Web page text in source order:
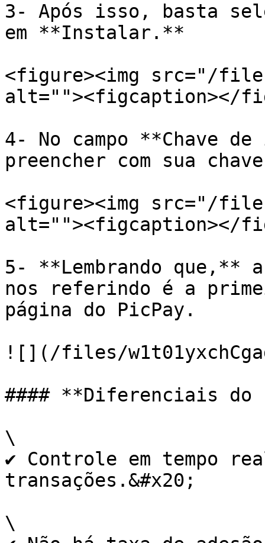
3- Após isso, basta
em **Instalar.**
<figure><img src="/files/
alt=""><figcaption></
4- No campo **Chave
preencher com sua
<figure><img src="/
alt=""><figcaption></
5- **Lembrando que,**
nos referindo é a
página do PicPay.
![](/files/
#### **Diferenciais do
\
✔ Controle em tempo
transações.&#x20;
\